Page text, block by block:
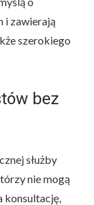
i zawierają
szerokiego
bez
służby
nie mogą
konsultację,